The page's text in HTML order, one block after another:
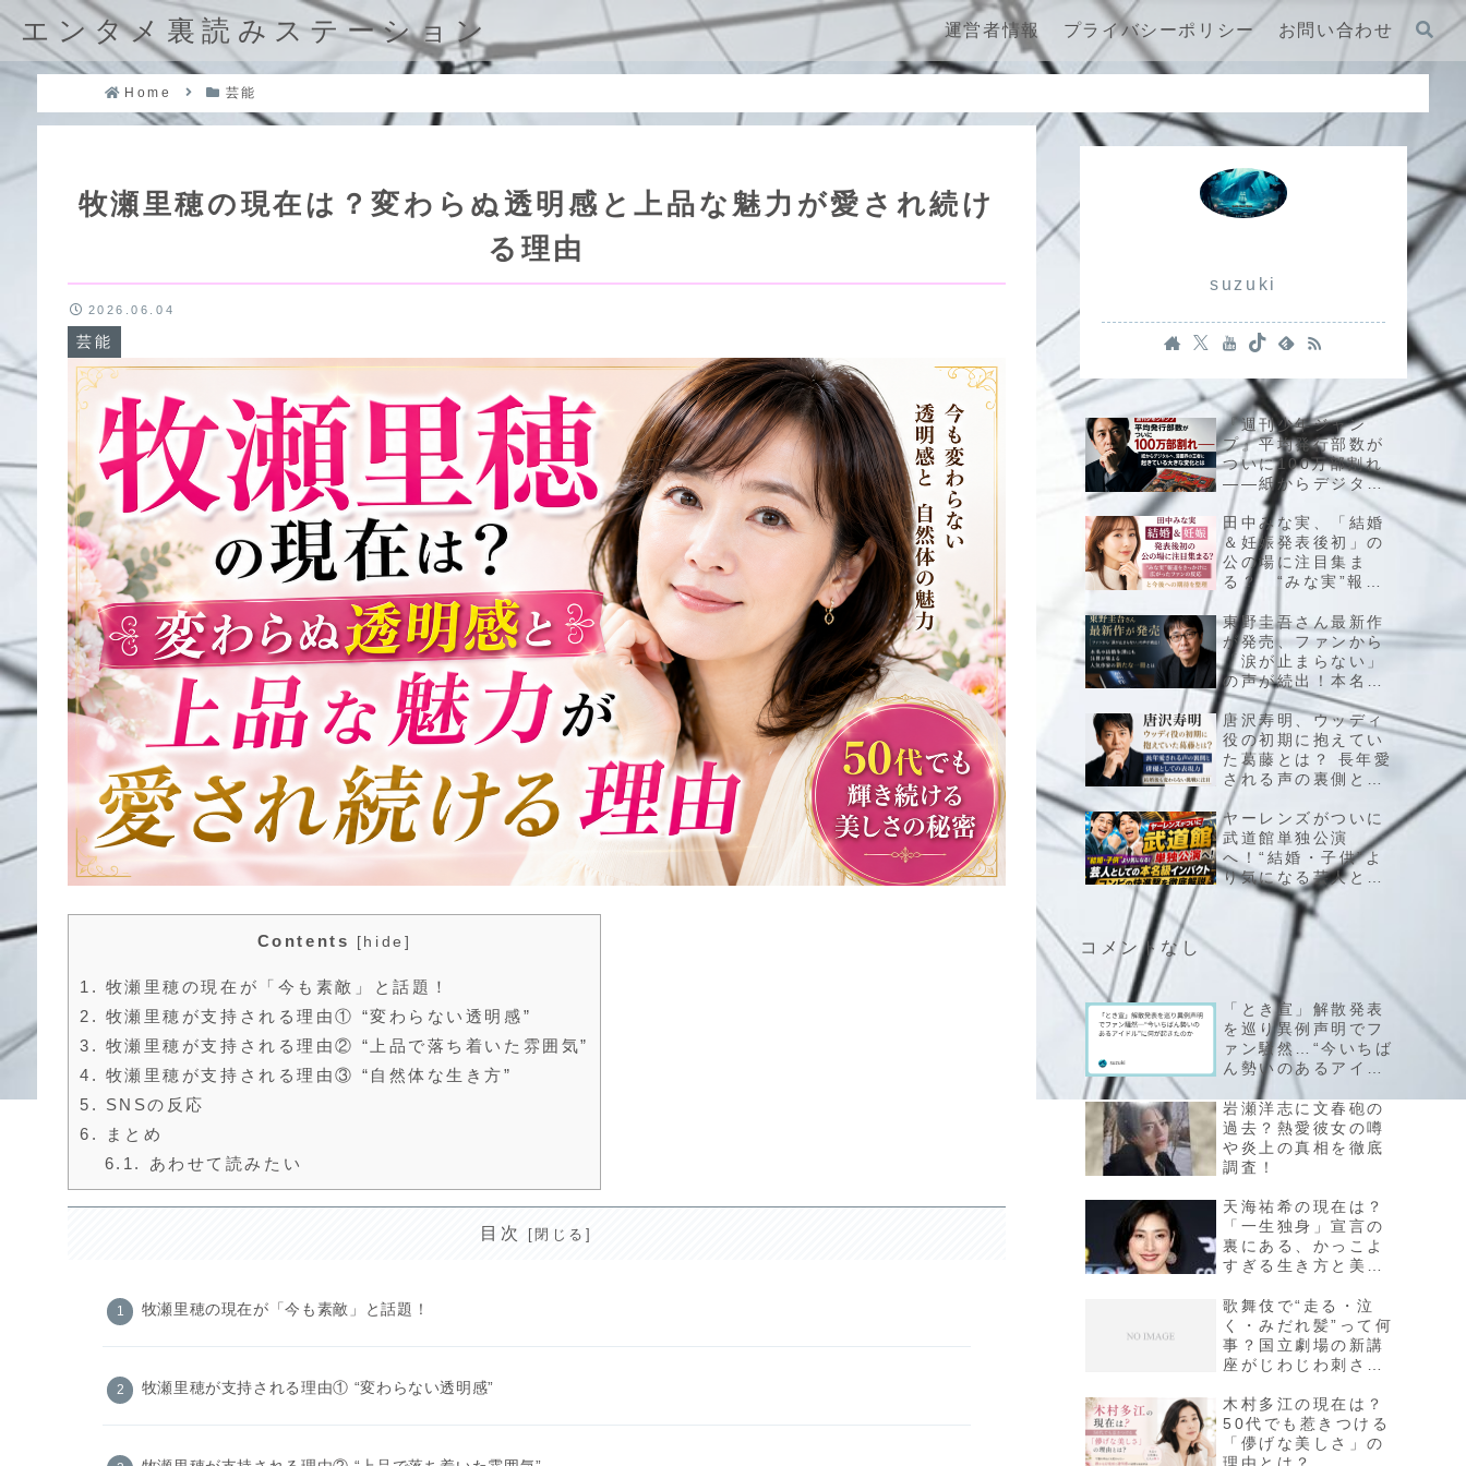
エンタメ裏読みステーション 運営者情報 プライバシーポリシー お問い合わせ
Home 芸能
牧瀬里穂の現在は？変わらぬ透明感と上品な魅力が愛され続け
る理由
芸能
2026.06.04
Contents [ hide ]
1. 牧瀬里穂の現在が「今も素敵」と話題！
2. 牧瀬里穂が支持される理由① “変わらない透明感”
3. 牧瀬里穂が支持される理由② “上品で落ち着いた雰囲気”
4. 牧瀬里穂が支持される理由③ “自然体な生き方”
5.
SNSの反応
6.
まとめ
6.1.
あわせて読みたい
目次
牧瀬里穂の現在が「今も素敵」と話題！
牧瀬里穂が支持される理由① “変わらない透明感”
suzuki
『週刊少年ジャン
プ』平均発行部数が
ついに100万部割れ
――紙からデジタル
へ、漫画界の王者に
起きている大きな変
化とは
田中みな実、「結婚
＆妊娠発表後初」の
公の場に注目集ま
る？ “みな実”報道
をきっかけに広がっ
たファンの反応と今
後への期待を整理
東野圭吾さん最新作
が発売、ファンから
「涙が止まらない」
の声が続出！本名や
結婚生活にも注目が
集まる人気作家の新
たな一冊とは
唐沢寿明、ウッディ
役の初期に抱えてい
た葛藤とは？ 長年愛
される声の裏側と俳
優としての表現力、
結婚後も変わらない
挑戦に注目
ヤーレンズがついに
武道館単独公演
へ！“結婚・子供”よ
り気になる芸人とし
ての本名級インパク
ト、コンビの快進撃
を徹底解説
コメントなし
「とき宣」解散発表
を巡り異例声明でフ
ァン騒然…“今いちば
ん勢いのあるアイド
ル”に何が起きたのか
岩瀬洋志に文春砲の
過去？熱愛彼女の噂
や炎上の真相を徹底
調査！
天海祐希の現在は？
「一生独身」宣言の
裏にある、かっこよ
すぎる生き方と美肌
徹底調査！
歌舞伎で“走る・泣
く・みだれ髪”って何
事？国立劇場の新講
座がじわじわ刺さる
木村多江の現在は？
50代でも惹きつける
「儚げな美しさ」の
理由とは？